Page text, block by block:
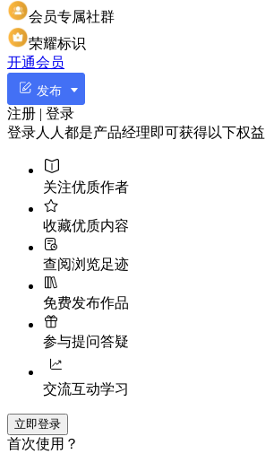
会员专属社群
荣耀标识
开通会员
发布
注册 | 登录
登录人人都是产品经理即可获得以下权益
关注优质作者
收藏优质内容
查阅浏览足迹
免费发布作品
参与提问答疑
交流互动学习
立即登录
首次使用？